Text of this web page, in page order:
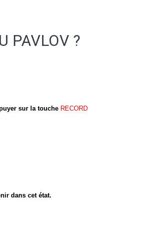
PAVLOV ?
sur la touche RECORD
dans cet état.